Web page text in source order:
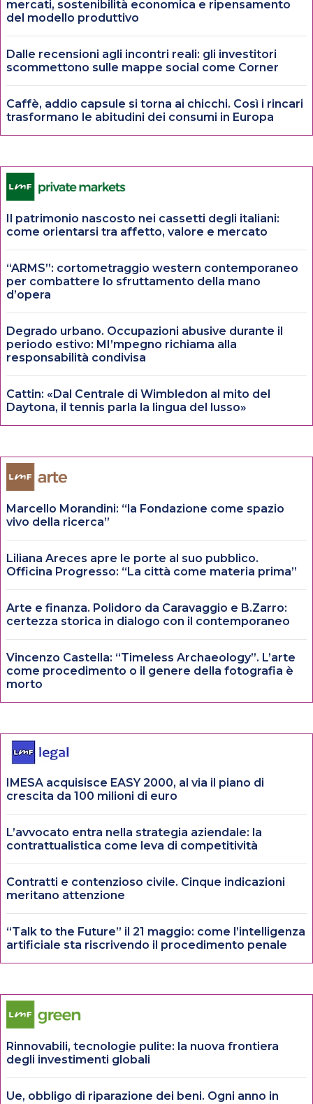
mercati, sostenibilità economica e ripensamento
del modello produttivo
Dalle recensioni agli incontri reali: gli investitori
scommettono sulle mappe social come Corner
Caffè, addio capsule si torna ai chicchi. Così i rincari
trasformano le abitudini dei consumi in Europa
Il patrimonio nascosto nei cassetti degli italiani:
come orientarsi tra affetto, valore e mercato
“ARMS”: cortometraggio western contemporaneo
per combattere lo sfruttamento della mano
d’opera
Degrado urbano. Occupazioni abusive durante il
periodo estivo: MI’mpegno richiama alla
responsabilità condivisa
Cattin: «Dal Centrale di Wimbledon al mito del
Daytona, il tennis parla la lingua del lusso»
Marcello Morandini: “la Fondazione come spazio
vivo della ricerca”
Liliana Areces apre le porte al suo pubblico.
Officina Progresso: “La città come materia prima”
Arte e finanza. Polidoro da Caravaggio e B.Zarro:
certezza storica in dialogo con il contemporaneo
Vincenzo Castella: “Timeless Archaeology”. L’arte
come procedimento o il genere della fotografia è
morto
IMESA acquisisce EASY 2000, al via il piano di
crescita da 100 milioni di euro
L’avvocato entra nella strategia aziendale: la
contrattualistica come leva di competitività
Contratti e contenzioso civile. Cinque indicazioni
meritano attenzione
“Talk to the Future” il 21 maggio: come l’intelligenza
artificiale sta riscrivendo il procedimento penale
Rinnovabili, tecnologie pulite: la nuova frontiera
degli investimenti globali
Ue, obbligo di riparazione dei beni. Ogni anno in